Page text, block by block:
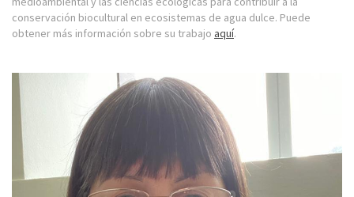
conservación biocultural en ecosistemas de agua dulce. Puede
obtener más información sobre su trabajo aquí.